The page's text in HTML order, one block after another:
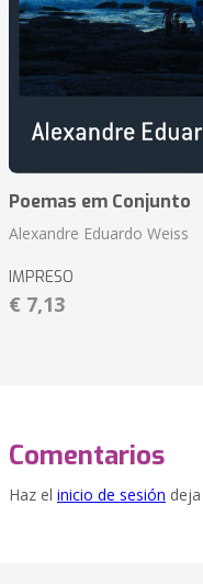
Poemas em Conjunto
Alexandre Eduardo Weiss
IMPRESO
€ 7,13
Comentarios
Haz el inicio de sesión